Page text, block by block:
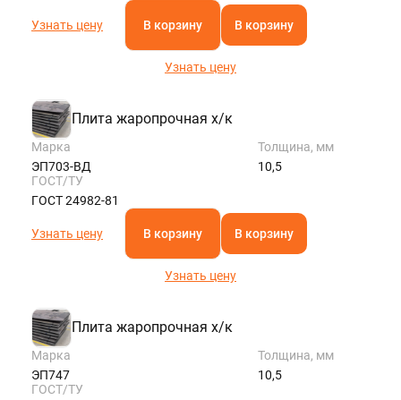
Узнать цену В корзину В корзину
Узнать цену
Плита жаропрочная х/к
Марка
ЭП703-ВД
Толщина, мм
10,5
ГОСТ/ТУ
ГОСТ 24982-81
Узнать цену В корзину В корзину
Узнать цену
Плита жаропрочная х/к
Марка
ЭП747
Толщина, мм
10,5
ГОСТ/ТУ